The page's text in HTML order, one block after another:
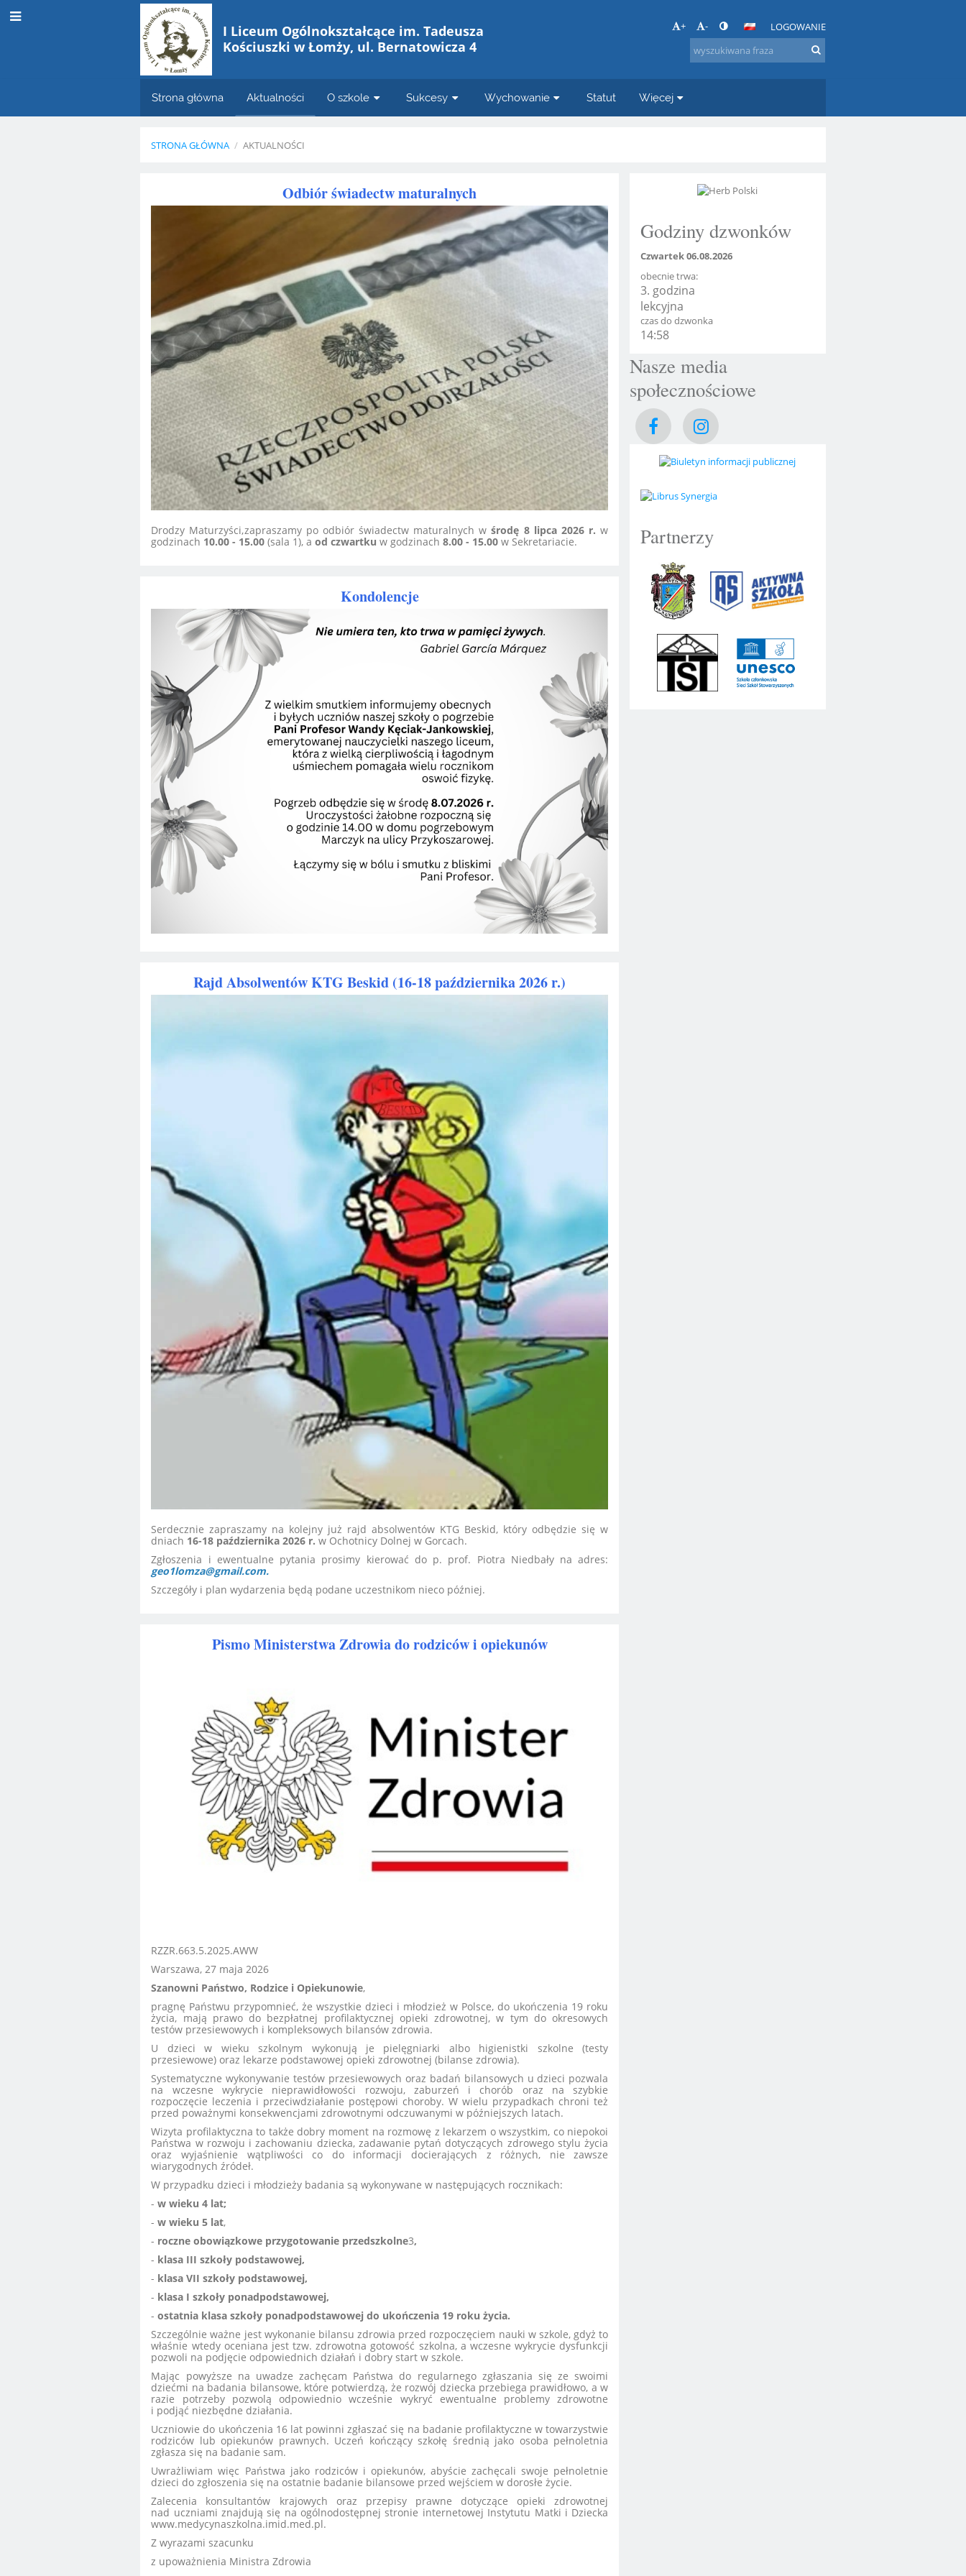
I Liceum Ogólnokształcące im. Tadeusza
Kościuszki w Łomży, ul. Bernatowicza 4
+ - LOGOWANIE
Strona główna Aktualności O szkole Sukcesy Wychowanie Statut Więcej
STRONA GŁÓWNA / AKTUALNOŚCI
Odbiór świadectw maturalnych
Drodzy Maturzyści,zapraszamy po odbiór świadectw maturalnych wśrodę 8 lipca 2026 r. w
godzinach 10.00 - 15.00 (sala 1), aod czwartkuw godzinach8.00 - 15.00 w Sekretariacie.
Kondolencje
Rajd Absolwentów KTG Beskid (16-18 października 2026 r.)
Serdecznie zapraszamy na kolejny już rajd absolwentów KTG Beskid, który odbędzie się w
dniach 16-18 października 2026 r.w Ochotnicy Dolnej w Gorcach.
Zgłoszenia i ewentualne pytania prosimy kierować do p. prof. Piotra Niedbały na adres:
geo1lomza@gmail.com.
Szczegóły i plan wydarzenia będą podane uczestnikom nieco później.
Pismo Ministerstwa Zdrowia do rodziców i opiekunów
RZZR.663.5.2025.AWW
Warszawa, 27 maja 2026
Szanowni Państwo, Rodzice i Opiekunowie,
pragnę Państwu przypomnieć, że wszystkie dzieci i młodzież w Polsce, do ukończenia 19 roku
życia, mają prawo do bezpłatnej profilaktycznej opieki zdrowotnej, w tym do okresowych
testów przesiewowych i kompleksowych bilansów zdrowia.
U dzieci w wieku szkolnym wykonują je pielęgniarki albo higienistki szkolne (testy
przesiewowe) oraz lekarze podstawowej opieki zdrowotnej (bilanse zdrowia).
Systematyczne wykonywanie testów przesiewowych oraz badań bilansowych u dzieci pozwala
na wczesne wykrycie nieprawidłowości rozwoju, zaburzeń i chorób oraz na szybkie
rozpoczęcie leczenia i przeciwdziałanie postępowi choroby. W wielu przypadkach chroni też
przed poważnymi konsekwencjami zdrowotnymi odczuwanymi w późniejszych latach.
Wizyta profilaktyczna to także dobry moment na rozmowę z lekarzem o wszystkim, co niepokoi
Państwa w rozwoju i zachowaniu dziecka, zadawanie pytań dotyczących zdrowego stylu życia
oraz wyjaśnienie wątpliwości co do informacji docierających z różnych, nie zawsze
wiarygodnych źródeł.
W przypadku dzieci i młodzieży badania są wykonywane w następujących rocznikach:
-w wieku 4 lat;
-w wieku 5 lat,
- roczne obowiązkowe przygotowanie przedszkolne3,
- klasa III szkoły podstawowej,
- klasa VII szkoły podstawowej,
- klasa I szkoły ponadpodstawowej,
-ostatnia klasa szkoły ponadpodstawowej do ukończenia 19 roku życia.
Szczególnie ważne jest wykonanie bilansu zdrowia przed rozpoczęciem nauki w szkole, gdyż to
właśnie wtedy oceniana jest tzw. zdrowotna gotowość szkolna, a wczesne wykrycie dysfunkcji
pozwoli na podjęcie odpowiednich działań i dobry start w szkole.
Mając powyższe na uwadze zachęcam Państwa do regularnego zgłaszania się ze swoimi
dziećmi na badania bilansowe, które potwierdzą, że rozwój dziecka przebiega prawidłowo, a w
razie potrzeby pozwolą odpowiednio wcześnie wykryć ewentualne problemy zdrowotne
i podjąć niezbędne działania.
Uczniowie do ukończenia 16 lat powinni zgłaszać się na badanie profilaktyczne w towarzystwie
rodziców lub opiekunów prawnych. Uczeń kończący szkołę średnią jako osoba pełnoletnia
zgłasza się na badanie sam.
Uwrażliwiam więc Państwa jako rodziców i opiekunów, abyście zachęcali swoje pełnoletnie
dzieci do zgłoszenia się na ostatnie badanie bilansowe przed wejściem w dorosłe życie.
Zalecenia konsultantów krajowych oraz przepisy prawne dotyczące opieki zdrowotnej
nad uczniami znajdują się na ogólnodostępnej stronie internetowej Instytutu Matki i Dziecka
www.medycynaszkolna.imid.med.pl.
Z wyrazami szacunku
z upoważnienia Ministra Zdrowia
Godziny dzwonków
Czwartek 06.08.2026
obecnie trwa:
3. godzina
lekcyjna
czas do dzwonka
14:56
Nasze media
społecznościowe
Partnerzy